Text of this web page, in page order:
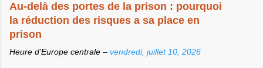
Au-delà des portes de la prison : pourquoi
la réduction des risques a sa place en
prison
Heure d’Europe centrale – vendredi, juillet 10, 2026